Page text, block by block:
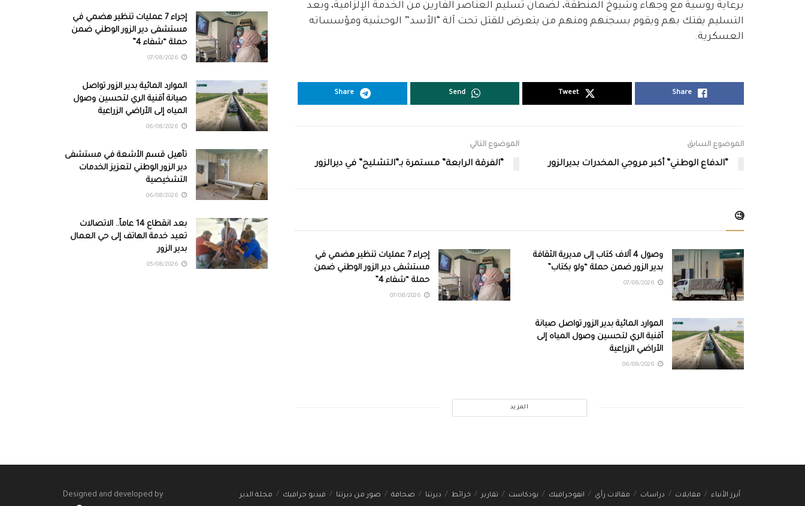
برعاية روسية مع وجهاء وشيوخ المنطقة، لضمان تسليم العناصر الفارين من الخدمة الإلزامية، وبعد
التسليم يفتك بهم ويقوم بسجنهم ومنهم من يتعرض للقتل تحت آلة “الأسد” الوحشية ومؤسساته
العسكرية.
Share
Tweet
Send
Share
الموضوع السابق
“الدفاع الوطني” أكبر مروجي المخدرات بديرالزور
الموضوع التالي
“الفرقة الرابعة” مستمرة بـ”التشليح” في ديرالزور
🧐
وصول 4 آلاف كتاب إلى مديرية الثقافة
بدير الزور ضمن حملة “ولو بكتاب”
إجراء 7 عمليات تنظير هضمي في
مستشفى دير الزور الوطني ضمن
حملة “شفاء 4”
الموارد المائية بدير الزور تواصل صيانة
أقنية الري لتحسين وصول المياه إلى
الأراضي الزراعية
المزيد
إجراء 7 عمليات تنظير هضمي في
مستشفى دير الزور الوطني ضمن
حملة “شفاء 4”
الموارد المائية بدير الزور تواصل
صيانة أقنية الري لتحسين وصول
المياه إلى الأراضي الزراعية
تأهيل قسم الأشعة في مستشفى
دير الزور الوطني لتعزيز الخدمات
التشخيصية
بعد انقطاع 14 عاماً.. الاتصالات
تعيد خدمة الهاتف إلى حي العمال
بدير الزور
أبرز الأنباء مقابلات دراسات مقالات رأي انفوجرافيك بودكاست تقارير خرائط ديرتنا صحافة صور من ديرتنا فيديو جرافيك مجلة الدير Designed and developed by